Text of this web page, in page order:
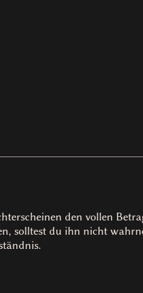
den vollen
solltest du ihn nicht